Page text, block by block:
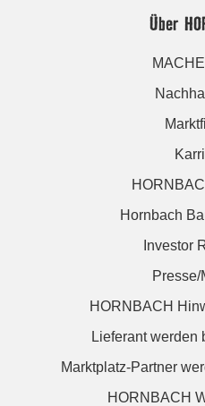
Über
Hornbach
Investor
Presse/
HORNBACH
Lieferant werden
Marktplatz-Partner
HORNBACH